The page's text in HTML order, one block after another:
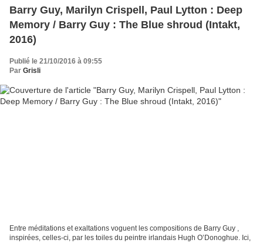
Barry Guy, Marilyn Crispell, Paul Lytton : Deep
Memory / Barry Guy : The Blue shroud (Intakt,
2016)
Publié le 21/10/2016 à 09:55
Par Grisli
Entre méditations et exaltations voguent les compositions de Barry Guy ,
inspirées, celles-ci, par les toiles du peintre irlandais Hugh O’Donoghue. Ici,